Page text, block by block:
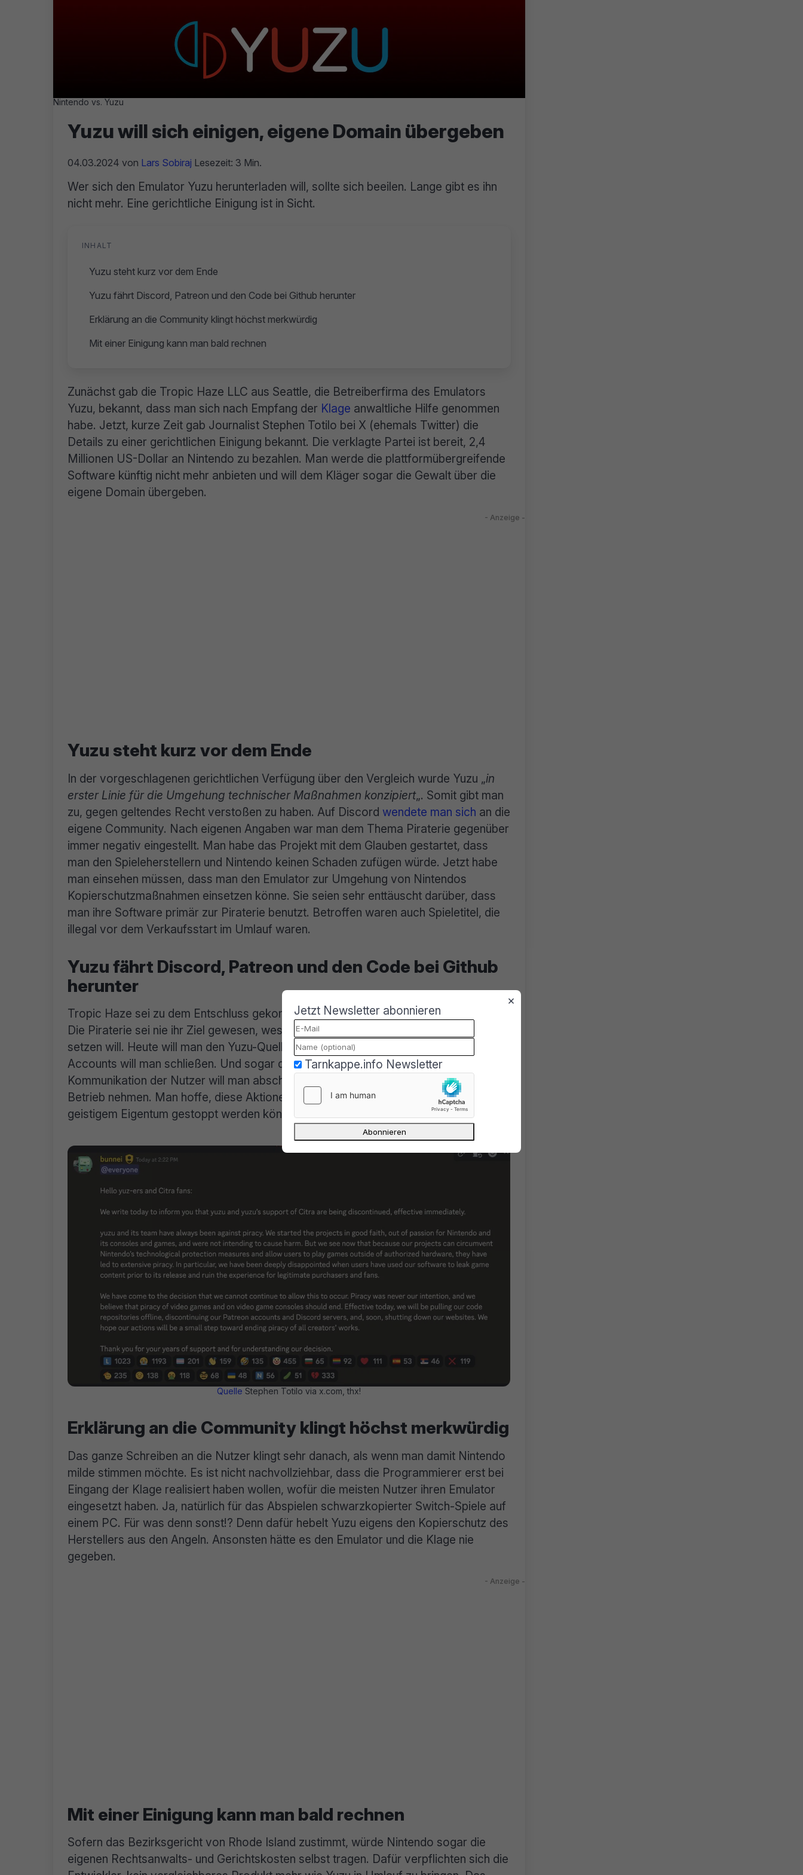
Nintendo vs. Yuzu
Yuzu will sich einigen, eigene Domain übergeben
04.03.2024 von Lars Sobiraj Lesezeit: 3 Min.
Wer sich den Emulator Yuzu herunterladen will, sollte sich beeilen. Lange gibt es ihn
nicht mehr. Eine gerichtliche Einigung ist in Sicht.
INHALT
Yuzu steht kurz vor dem Ende
Yuzu fährt Discord, Patreon und den Code bei Github herunter
Erklärung an die Community klingt höchst merkwürdig
Mit einer Einigung kann man bald rechnen
Zunächst gab die Tropic Haze LLC aus Seattle, die Betreiberfirma des Emulators
Yuzu, bekannt, dass man sich nach Empfang der Klage anwaltliche Hilfe genommen
habe. Jetzt, kurze Zeit gab Journalist Stephen Totilo bei X (ehemals Twitter) die
Details zu einer gerichtlichen Einigung bekannt. Die verklagte Partei ist bereit, 2,4
Millionen US-Dollar an Nintendo zu bezahlen. Man werde die plattformübergreifende
Software künftig nicht mehr anbieten und will dem Kläger sogar die Gewalt über die
eigene Domain übergeben.
Yuzu steht kurz vor dem Ende
In der vorgeschlagenen gerichtlichen Verfügung über den Vergleich wurde Yuzu „in
erster Linie für die Umgehung technischer Maßnahmen konzipiert„. Somit gibt man
zu, gegen geltendes Recht verstoßen zu haben. Auf Discord wendete man sich an die
eigene Community. Nach eigenen Angaben war man dem Thema Piraterie gegenüber
immer negativ eingestellt. Man habe das Projekt mit dem Glauben gestartet, dass
man den Spieleherstellern und Nintendo keinen Schaden zufügen würde. Jetzt habe
man einsehen müssen, dass man den Emulator zur Umgehung von Nintendos
Kopierschutzmaßnahmen einsetzen könne. Sie seien sehr enttäuscht darüber, dass
man ihre Software primär zur Piraterie benutzt. Betroffen waren auch Spieletitel, die
illegal vor dem Verkaufsstart im Umlauf waren.
Yuzu fährt Discord, Patreon und den Code bei Github
herunter
Tropic Haze sei zu dem Entschluss gekommen, dass es so nicht weitergehen könne.
Die Piraterie sei nie ihr Ziel gewesen, weswegen man dem Treiben jetzt ein Ende
setzen will. Heute will man den Yuzu-Quellcode von Github löschen, die Patreon
Accounts will man schließen. Und sogar die Discord Server für die interne
Kommunikation der Nutzer will man abschalten. Auch die Webseite will man außer
Betrieb nehmen. Man hoffe, diese Aktionen können bewirken, dass die Piraterie von
geistigem Eigentum gestoppt werden könne.
Quelle Stephen Totilo via x.com, thx!
Erklärung an die Community klingt höchst merkwürdig
Das ganze Schreiben an die Nutzer klingt sehr danach, als wenn man damit Nintendo
milde stimmen möchte. Es ist nicht nachvollziehbar, dass die Programmierer erst bei
Eingang der Klage realisiert haben wollen, wofür die meisten Nutzer ihren Emulator
eingesetzt haben. Ja, natürlich für das Abspielen schwarzkopierter Switch-Spiele auf
einem PC. Für was denn sonst!? Denn dafür hebelt Yuzu eigens den Kopierschutz des
Herstellers aus den Angeln. Ansonsten hätte es den Emulator und die Klage nie
gegeben.
Mit einer Einigung kann man bald rechnen
Sofern das Bezirksgericht von Rhode Island zustimmt, würde Nintendo sogar die
eigenen Rechtsanwalts- und Gerichtskosten selbst tragen. Dafür verpflichten sich die
×
Jetzt Newsletter abonnieren
Tarnkappe.info Newsletter